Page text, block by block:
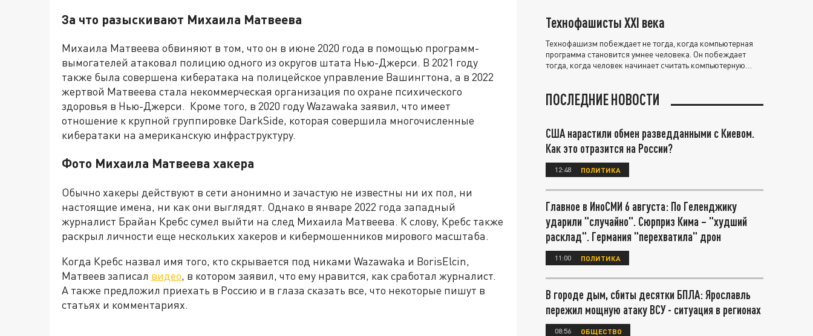
За что разыскивают Михаила Матвеева
Михаила Матвеева обвиняют в том, что он в июне 2020 года в помощью программ-
вымогателей атаковал полицию одного из округов штата Нью-Джерси. В 2021 году
также была совершена кибератака на полицейское управление Вашингтона, а в 2022
жертвой Матвеева стала некоммерческая организация по охране психического
здоровья в Нью-Джерси. Кроме того, в 2020 году Wazawaka заявил, что имеет
отношение к крупной группировке DarkSide, которая совершила многочисленные
кибератаки на американскую инфраструктуру.
Фото Михаила Матвеева хакера
Обычно хакеры действуют в сети анонимно и зачастую не известны ни их пол, ни
настоящие имена, ни как они выглядят. Однако в январе 2022 года западный
журналист Брайан Кребс сумел выйти на след Михаила Матвеева. К слову, Кребс также
раскрыл личности еще нескольких хакеров и кибермошенников мирового масштаба.
Когда Кребс назвал имя того, кто скрывается под никами Wazawaka и BorisElcin,
Матвеев записал видео, в котором заявил, что ему нравится, как сработал журналист.
А также предложил приехать в Россию и в глаза сказать все, что некоторые пишут в
статьях и комментариях.
Технофашисты XXI века
Технофашизм побеждает не тогда, когда компьютерная
программа становится умнее человека. Он побеждает
тогда, когда человек начинает считать компьютерную
ПОСЛЕДНИЕ НОВОСТИ
США нарастили обмен разведданными с Киевом.
Как это отразится на России?
12:48 ПОЛИТИКА
Главное в ИноСМИ 6 августа: По Геленджику
ударили "случайно". Сюрприз Кима – "худший
расклад". Германия "перехватила" дрон
11:00 ПОЛИТИКА
В городе дым, сбиты десятки БПЛА: Ярославль
пережил мощную атаку ВСУ - ситуация в регионах
08:56 ОБЩЕСТВО